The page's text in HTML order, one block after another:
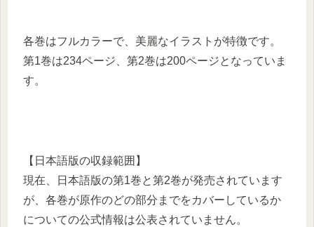
各巻はフルカラーで、美麗なイラストが特徴です。
第1巻は234ページ、第2巻は200ページとなっていま
す。
【日本語版の収録範囲】
現在、日本語版の第1巻と第2巻が発売されています
が、各巻が原作のどの部分までをカバーしているか
についての公式情報は公表されていません。